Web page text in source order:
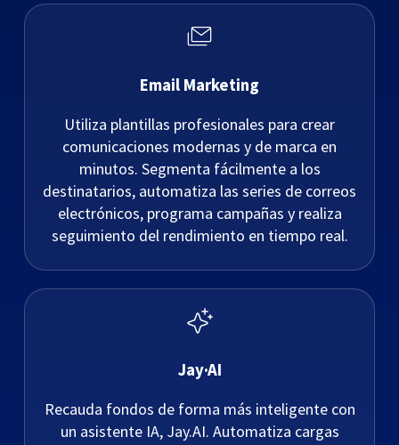
Email Marketing
Utiliza plantillas profesionales para crear
comunicaciones modernas y de marca en
minutos. Segmenta fácilmente a los
destinatarios, automatiza las series de correos
electrónicos, programa campañas y realiza
seguimiento del rendimiento en tiempo real.
Jay·AI
Recauda fondos de forma más inteligente con
un asistente IA, Jay.AI. Automatiza cargas